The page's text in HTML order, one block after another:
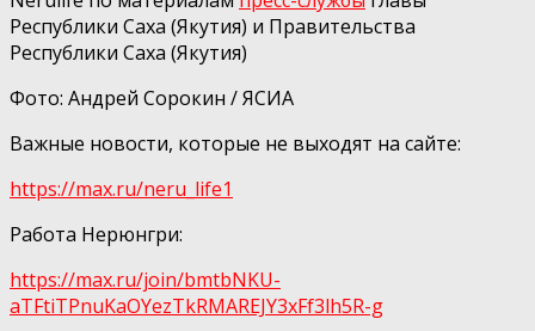
Республики Саха (Якутия) и Правительства
Республики Саха (Якутия)
Фото: Андрей Сорокин / ЯСИА
Важные новости, которые не выходят на сайте:
https://max.ru/neru_life1
Работа Нерюнгри:
https://max.ru/join/bmtbNKU-
aTFtiTPnuKaOYezTkRMAREJY3xFf3lh5R-g